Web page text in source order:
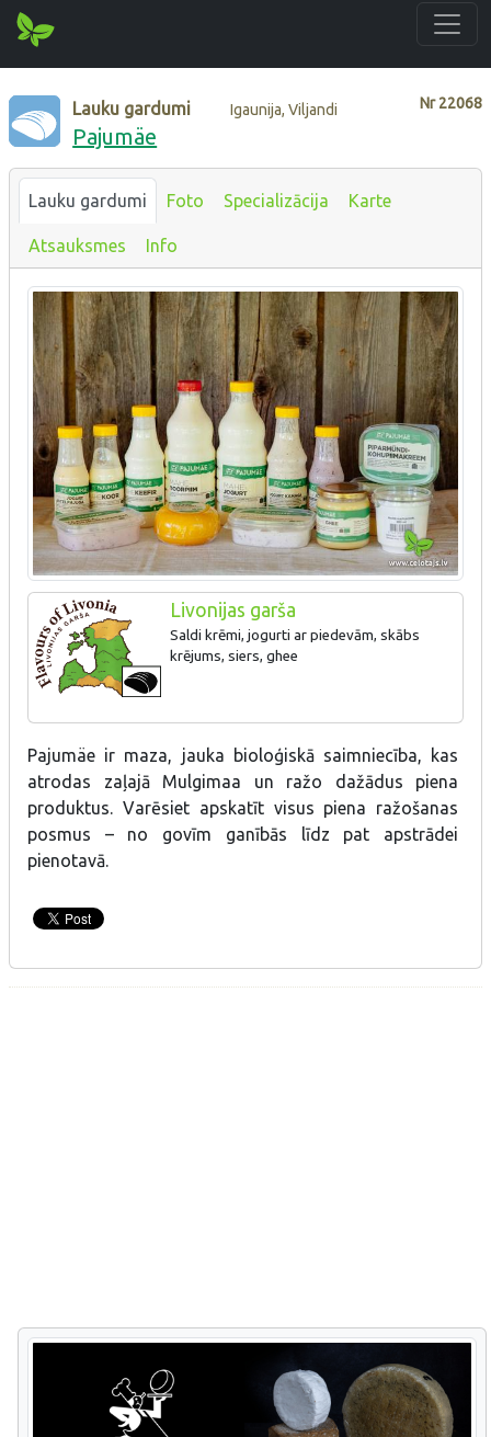
Nr22068
Lauku gardumi Igaunija, Viljandi
Pajumäe
Lauku gardumi Foto Specializācija Karte
Atsauksmes Info
Livonijas garša
Saldi krēmi, jogurti ar piedevām, skābs
krējums, siers, ghee
Pajumäe ir maza, jauka bioloģiskā saimniecība, kas
atrodas zaļajā Mulgimaa un ražo dažādus piena
produktus. Varēsiet apskatīt visus piena ražošanas
posmus – no govīm ganībās līdz pat apstrādei
pienotavā.